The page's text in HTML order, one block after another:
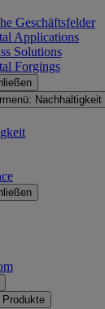
Geschäftsfelder
Applications
Solutions
Forgings
Nachhaltigkeit
Produkte